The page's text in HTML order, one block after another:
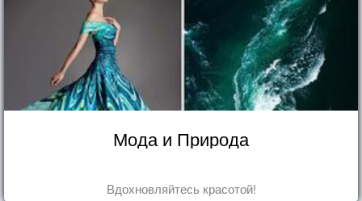
Мода и Природа
Вдохновляйтесь красотой!